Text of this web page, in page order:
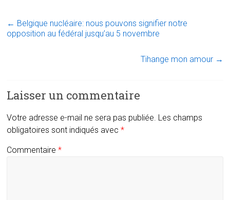
← Belgique nucléaire: nous pouvons signifier notre
opposition au fédéral jusqu’au 5 novembre
Tihange mon amour →
Laisser un commentaire
Votre adresse e-mail ne sera pas publiée. Les champs
obligatoires sont indiqués avec*
Commentaire*